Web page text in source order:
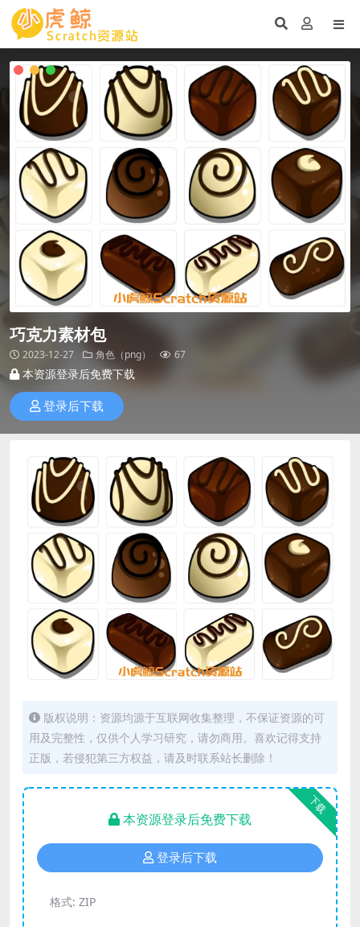
巧克力素材包
2023-12-27 角色（png） 67
本资源登录后免费下载
登录后下载
版权说明：资源均源于互联网收集整理，不保证资源的可
用及完整性，仅供个人学习研究，请勿商用。喜欢记得支持
正版，若侵犯第三方权益，请及时联系站长删除！
下载
本资源登录后免费下载
登录后下载
格式: ZIP